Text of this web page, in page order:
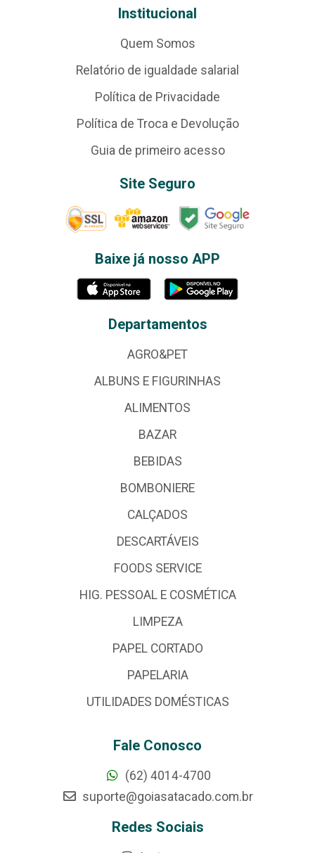
Institucional
Quem Somos
Relatório de igualdade salarial
Política de Privacidade
Política de Troca e Devolução
Guia de primeiro acesso
Site Seguro
Baixe já nosso APP
Departamentos
AGRO&PET
ALBUNS E FIGURINHAS
ALIMENTOS
BAZAR
BEBIDAS
BOMBONIERE
CALÇADOS
DESCARTÁVEIS
FOODS SERVICE
HIG. PESSOAL E COSMÉTICA
LIMPEZA
PAPEL CORTADO
PAPELARIA
UTILIDADES DOMÉSTICAS
Fale Conosco
(62) 4014-4700
suporte@goiasatacado.com.br
Redes Sociais